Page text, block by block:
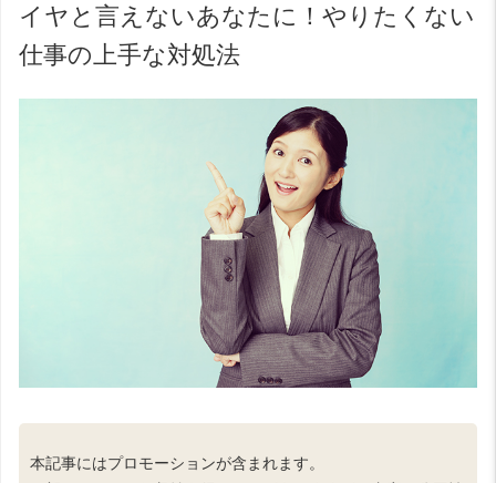
イヤと言えないあなたに！やりたくない
仕事の上手な対処法
本記事にはプロモーションが含まれます。